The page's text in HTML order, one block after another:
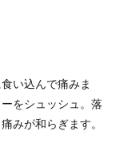
い込んで痛みま
をシュッシュ。落
みが和らぎます。